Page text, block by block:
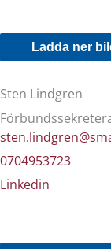
Ladda ner
Sten Lindgren
0704953723
Linkedin